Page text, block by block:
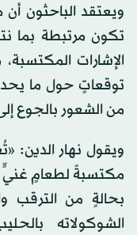
ويعتقد الباحثون
تكون مرتبطة بما
الإشارات المكتسبة،
توقعاتٍ حول ما
من الشعور بالجوع
ويقول نهار الدين:
مكتسبةً لطعامٍ غنيٍّ
بحالةٍ من الترقب
الشوكولاته